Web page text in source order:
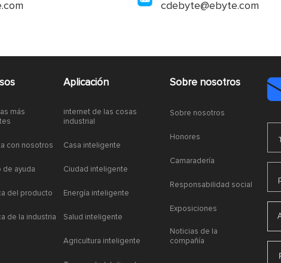
cdebyte@ebyte.com
más
con nosotros
de ayuda
del producto
de la industria
Aplicación
internet de las cosas
industrial
Casa inteligente
Ciudad inteligente
Energía inteligente
Salud inteligente
Agricultura inteligente
Sobre nosotros
Sobre nosotros
Honores
Camaradería
Responsabilidad social
Exposiciones
Noticias de la
compañía